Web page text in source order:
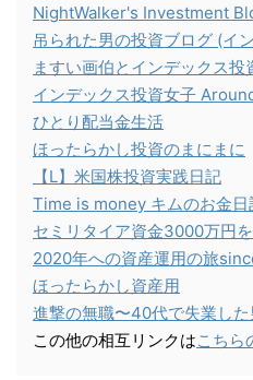
NightWalker's Investment
吊られた男の投資ブログ (イ
ますい画伯とインデックス投
インデックス投資女子
ひとり配当金生活
ほったらかし投資のまにまに
【L】米国株投資実践日記
Time is money キムのお金日
セミリタイア資金3000万円
2020年への資産運用の旅
ほったらかし資産用
進撃の無職〜40代で失業し
この他の相互リンクはこちら